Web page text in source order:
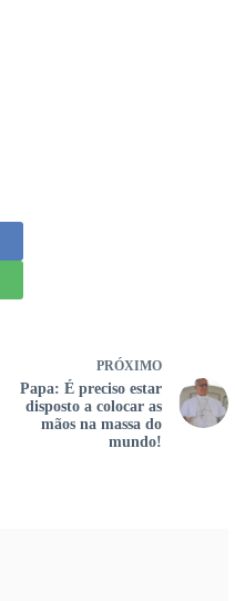
PRÓXIMO
Papa: É preciso estar
disposto a colocar as
mãos na massa do
mundo!